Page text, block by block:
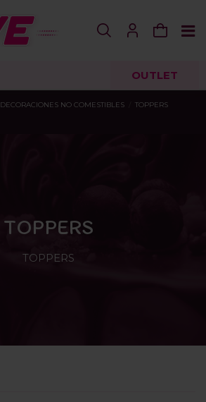
OUTLET
DECORACIONES NO COMESTIBLES
TOPPERS
TOPPERS
TOPPERS